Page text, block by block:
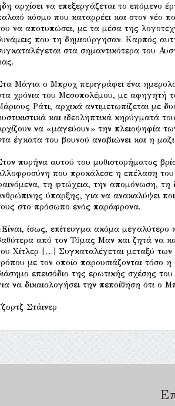
αρχίσει να επεξεργάζεται το επόμενο
κόσμο που καταρρέει και στον νέο
να αποτυπώσει, με τα μέσα της
που τη δημιούργησαν. Καρπός
στα σημαντικότερα του
Μάγια ο Μπροχ περιγράφει ένα
χρόνια του Μεσοπολέμου, με αφηγητή
Ράτι, αρχικά αντιμετωπίζεται με
και ιδεοληπτικά κηρύγματά
να «μαγεύουν» την πλειοψηφία
έγκατα του βουνού αναβιώνει και η
πυρήνα αυτού του μυθιστορήματος
που προκάλεσε η επέλαση του
τη φτώχεια, την απομόνωση, τη
ύπαρξης, για να ανακαλύψει
στο πρόσωπο ενός παράφρονα.
ίσως, επίτευγμα ακόμα
από τον Τόμας Μαν και ζητά να
Χίτλερ […] Συγκαταλέγεται μεταξύ
με τον οποίο παρουσιάζονται τόσο
επεισόδιο της ερωτικής σχέσης
να δικαιολογήσει την πεποίθηση ότι ο
Στάινερ